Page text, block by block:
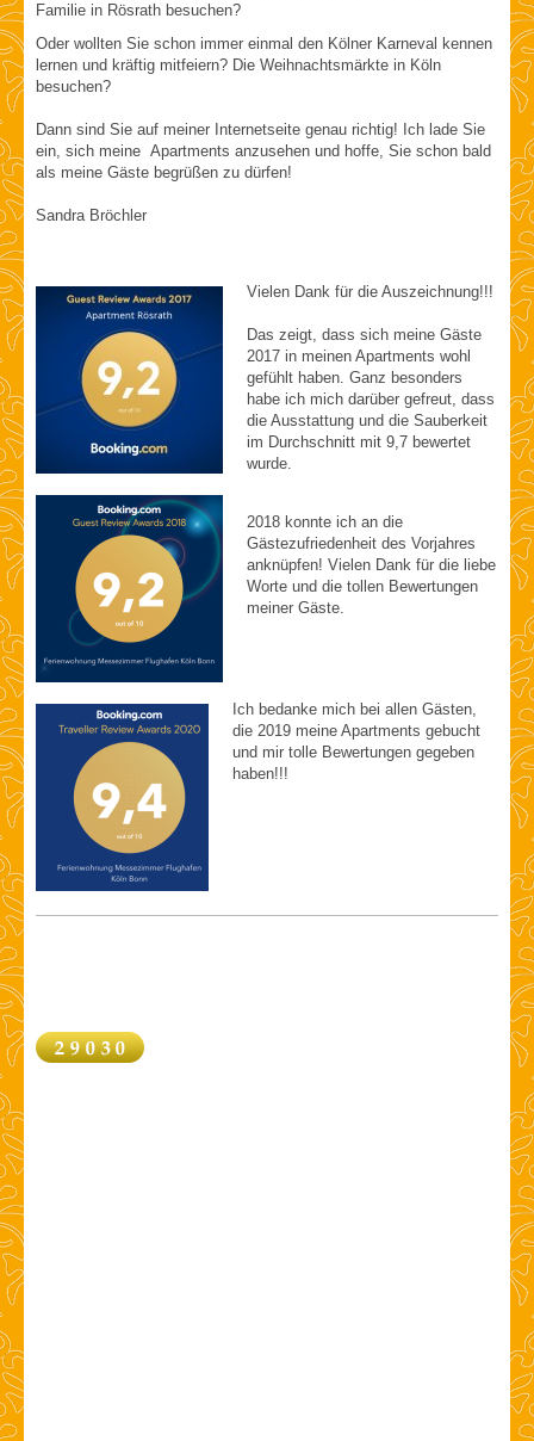
Familie in Rösrath besuchen?
Oder wollten Sie schon immer einmal den Kölner Karneval kennen
lernen und kräftig mitfeiern? Die Weihnachtsmärkte in Köln
besuchen?
Dann sind Sie auf meiner Internetseite genau richtig! Ich lade Sie
ein, sich meine Apartments anzusehen und hoffe, Sie schon bald
als meine Gäste begrüßen zu dürfen!
Sandra Bröchler
Vielen Dank für die Auszeichnung!!!
Das zeigt, dass sich meine Gäste
2017 in meinen Apartments wohl
gefühlt haben. Ganz besonders
habe ich mich darüber gefreut, dass
die Ausstattung und die Sauberkeit
im Durchschnitt mit 9,7 bewertet
wurde.
2018 konnte ich an die
Gästezufriedenheit des Vorjahres
anknüpfen! Vielen Dank für die liebe
Worte und die tollen Bewertungen
meiner Gäste.
Ich bedanke mich bei allen Gästen,
die 2019 meine Apartments gebucht
und mir tolle Bewertungen gegeben
haben!!!